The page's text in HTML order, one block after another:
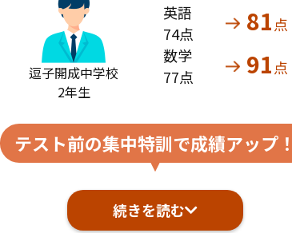
逗子開成中学校
2年生
英語
74点
81点
数学
77点
91点
テスト前の集中特訓で成績アップ！
続きを読む